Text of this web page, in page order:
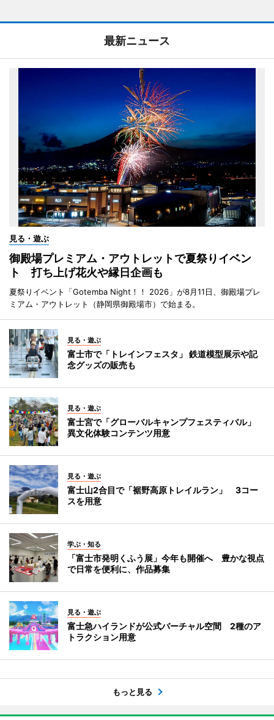
最新ニュース
見る・遊ぶ
御殿場プレミアム・アウトレットで夏祭りイベン
ト 打ち上げ花火や縁日企画も
夏祭りイベント「Gotemba Night！！ 2026」が8月11日、御殿場プレ
ミアム・アウトレット（静岡県御殿場市）で始まる。
見る・遊ぶ
富士市で「トレインフェスタ」 鉄道模型展示や記
念グッズの販売も
見る・遊ぶ
富士宮で「グローバルキャンプフェスティバル」
異文化体験コンテンツ用意
見る・遊ぶ
富士山2合目で「裾野高原トレイルラン」 3コー
スを用意
学ぶ・知る
「富士市発明くふう展」今年も開催へ 豊かな視点
で日常を便利に、作品募集
見る・遊ぶ
富士急ハイランドが公式バーチャル空間 2種のア
トラクション用意
もっと見る